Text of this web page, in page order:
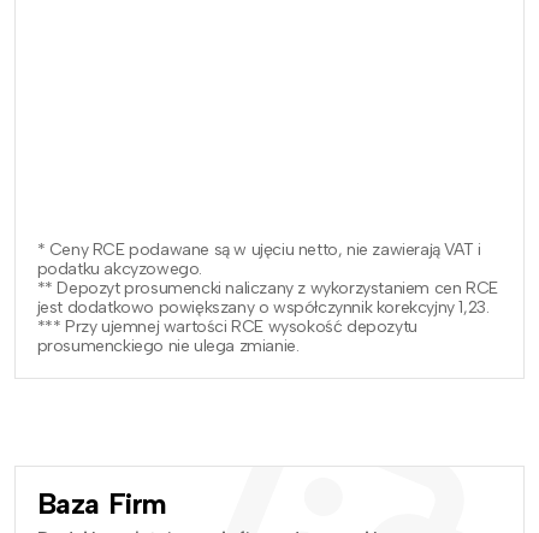
* Ceny RCE podawane są w ujęciu netto, nie zawierają VAT i
podatku akcyzowego.
** Depozyt prosumencki naliczany z wykorzystaniem cen RCE
jest dodatkowo powiększany o współczynnik korekcyjny 1,23.
*** Przy ujemnej wartości RCE wysokość depozytu
prosumenckiego nie ulega zmianie.
Baza Firm